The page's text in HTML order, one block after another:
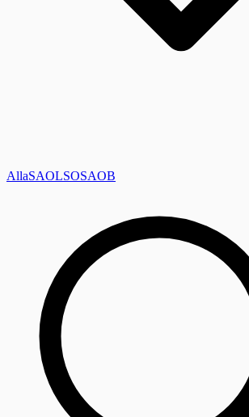
AllaSAOLSOSAOB